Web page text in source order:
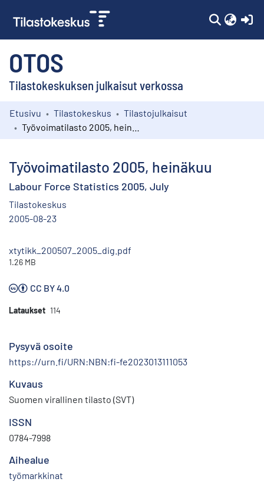
OTOS
Tilastokeskuksen julkaisut verkossa
Kokoelmat
Etusivu Tilastokeskus
Tilastojulkaisut
Työvoimatilasto 2005, heinäkuu
Labour Force Statistics 2005, July
Tilastokeskus
2005-08-23
xtytikk_200507_2005_dig.pdf
1.26 MB
CC BY 4.0
Lataukset 114
Pysyvä osoite
https://urn.fi/URN:NBN:fi-fe2023013111053
Kuvaus
Suomen virallinen tilasto (SVT)
ISSN
0784-7998
Aihealue
työmarkkinat